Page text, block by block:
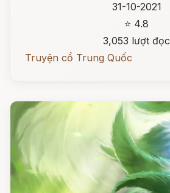
31-10-2021
⭐ 4.8
3,053 lượt đọc
Truyện cổ Trung Quốc